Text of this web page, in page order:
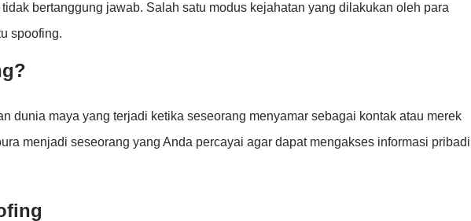
bertanggung jawab. Salah satu modus kejahatan yang dilakukan oleh para
spoofing.
dunia maya yang terjadi ketika seseorang menyamar sebagai kontak atau merek
menjadi seseorang yang Anda percayai agar dapat mengakses informasi pribadi